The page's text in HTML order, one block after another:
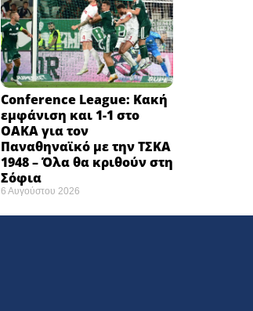
Conference League: Κακή
εμφάνιση και 1-1 στο
ΟΑΚΑ για τον
Παναθηναϊκό με την ΤΣΚΑ
1948 – Όλα θα κριθούν στη
Σόφια ​
6 Αυγούστου 2026